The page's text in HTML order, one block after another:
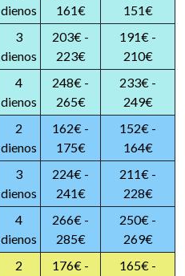
dienos
161€
151€
3
dienos
203€ -
223€
191€ -
210€
4
dienos
248€ -
265€
233€ -
249€
2
dienos
162€ -
175€
152€ -
164€
3
dienos
224€ -
241€
211€ -
228€
4
dienos
266€ -
285€
250€ -
269€
2
176€ -
165€ -